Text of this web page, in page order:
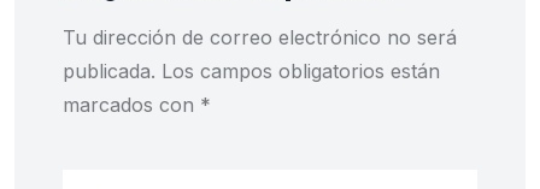
Tu dirección de correo electrónico no será
publicada. Los campos obligatorios están
marcados con *